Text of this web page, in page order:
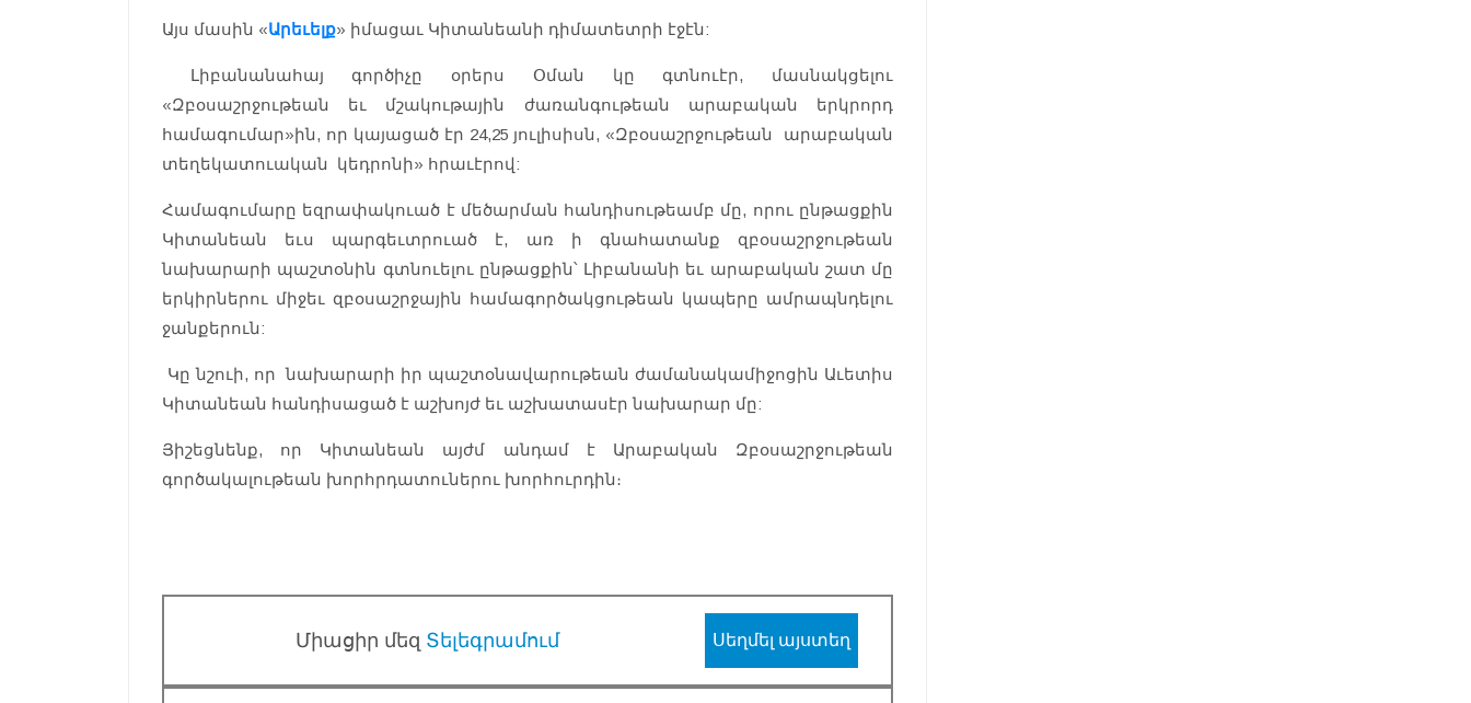
Այս մասին «Արեւելք» իմացաւ Կիտանեանի դիմատետրի էջէն:
Լիբանանահայ գործիչը օրերս Օման կը գտնուէր, մասնակցելու
«Զբօսաշրջութեան եւ մշակութային ժառանգութեան արաբական երկրորդ
համագումար»ին, որ կայացած էր 24,25 յուլիսիսն, «Զբօսաշրջութեան արաբական
տեղեկատուական կեդրոնի» հրաւէրով:
Համագումարը եզրափակուած է մեծարման հանդիսութեամբ մը, որու ընթացքին
Կիտանեան եւս պարգեւտրուած է, առ ի գնահատանք զբօսաշրջութեան
նախարարի պաշտօնին գտնուելու ընթացքին՝ Լիբանանի եւ արաբական շատ մը
երկիրներու միջեւ զբօսաշրջային համագործակցութեան կապերը ամրապնդելու
ջանքերուն:
Կը նշուի, որ նախարարի իր պաշտօնավարութեան ժամանակամիջոցին Աւետիս
Կիտանեան հանդիսացած է աշխոյժ եւ աշխատասէր նախարար մը:
Յիշեցնենք, որ Կիտանեան այժմ անդամ է Արաբական Զբօսաշրջութեան
գործակալութեան խորհրդատուներու խորհուրդին։
Միացիր մեզ Տելեգրամում Սեղմել այստեղ